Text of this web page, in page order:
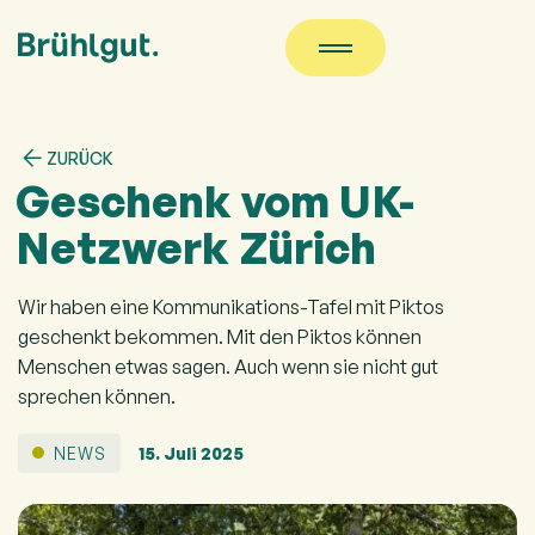
ZURÜCK
Geschenk vom UK-
Netzwerk Zürich
Wir haben eine Kommunikations-Tafel mit Piktos
geschenkt bekommen. Mit den Piktos können
Menschen etwas sagen. Auch wenn sie nicht gut
sprechen können.
NEWS 15. Juli 2025